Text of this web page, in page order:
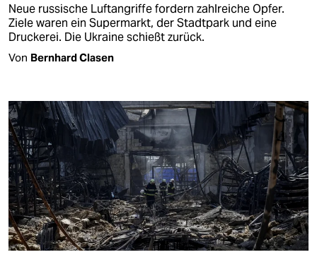
Neue russische Luftangriffe fordern zahlreiche Opfer.
Ziele waren ein Supermarkt, der Stadtpark und eine
Druckerei. Die Ukraine schießt zurück.
Von Bernhard Clasen